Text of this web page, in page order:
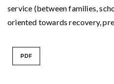
service (between families,
oriented towards recovery,
PDF